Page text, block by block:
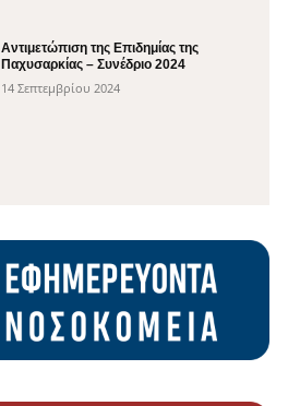
Αντιμετώπιση της Επιδημίας της
Παχυσαρκίας – Συνέδριο 2024
14 Σεπτεμβρίου 2024